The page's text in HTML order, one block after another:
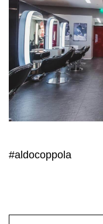
#aldocoppola